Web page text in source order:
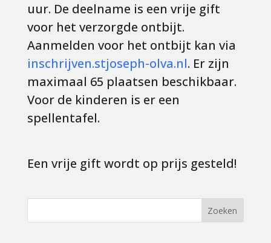
uur. De deelname is een vrije gift
voor het verzorgde ontbijt.
Aanmelden voor het ontbijt kan via
inschrijven.stjoseph-olva.nl. Er zijn
maximaal 65 plaatsen beschikbaar.
Voor de kinderen is er een
spellentafel.
Een vrije gift wordt op prijs gesteld!